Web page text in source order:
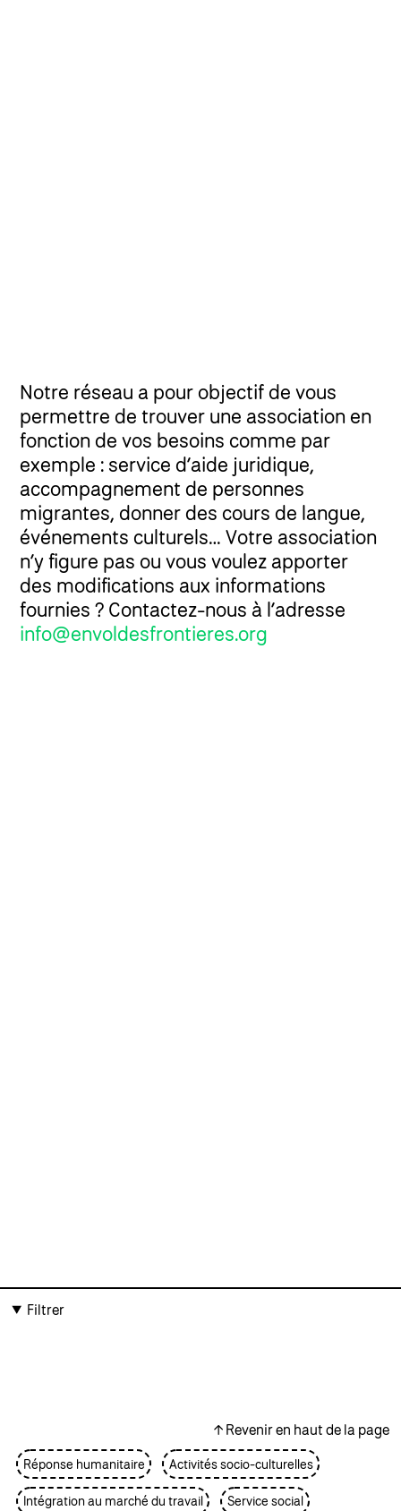
Notre réseau a pour objectif de vous
permettre de trouver une association en
fonction de vos besoins comme par
exemple : service d’aide juridique,
accompagnement de personnes
migrantes, donner des cours de langue,
événements culturels… Votre association
n’y figure pas ou vous voulez apporter
des modifications aux informations
fournies ? Contactez-nous à l’adresse
info@envoldesfrontieres.org
Filtrer
Réponse humanitaire Activités socio-culturelles
Intégration au marché du travail Service social
↑ Revenir en haut de la page